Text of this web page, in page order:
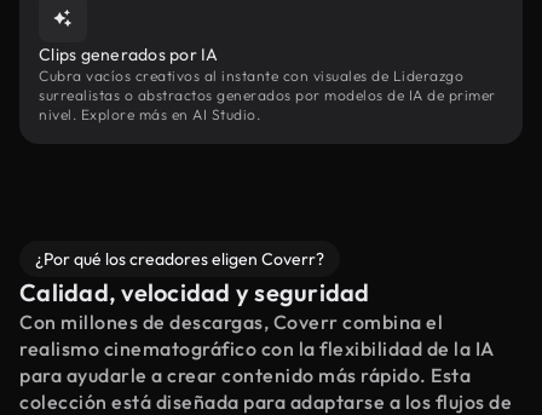
Clips generados por IA
Cubra vacíos creativos al instante con visuales de Liderazgo
surrealistas o abstractos generados por modelos de IA de primer
nivel. Explore más en AI Studio.
¿Por qué los creadores eligen Coverr?
Calidad, velocidad y seguridad
Con millones de descargas, Coverr combina el
realismo cinematográfico con la flexibilidad de la IA
para ayudarle a crear contenido más rápido. Esta
colección está diseñada para adaptarse a los flujos de